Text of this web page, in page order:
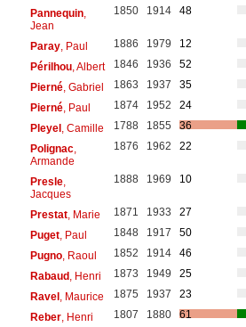
Pannequin,
Jean
1850 1914 48
Paray, Paul 1886 1979
12
Périlhou, Albert 1846 1936
52
Pierné, Gabriel 1863 1937
35
Pierné, Paul 1874 1952
24
Pleyel, Camille 1788 1855
36
Polignac,
Armande
1876 1962 22
Presle,
Jacques
1888 1969 10
Prestat, Marie 1871 1933
27
Puget, Paul 1848 1917
50
Pugno, Raoul 1852 1914
46
Rabaud, Henri 1873 1949
25
Ravel, Maurice 1875 1937
23
Reber, Henri 1807 1880
61